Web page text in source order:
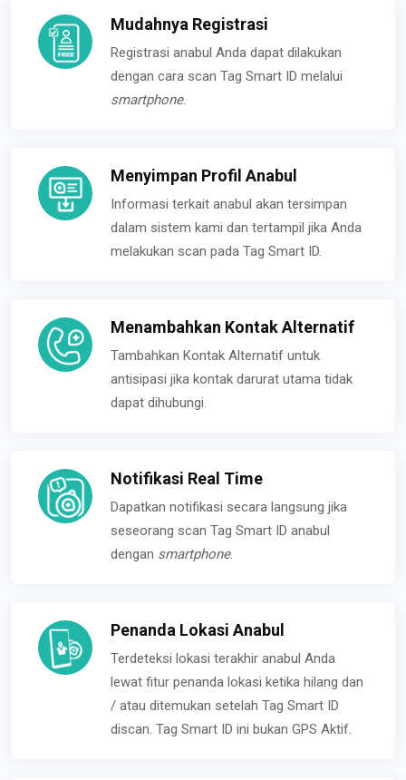
Mudahnya Registrasi
Registrasi anabul Anda dapat dilakukan
dengan cara scan Tag Smart ID melalui
smartphone.
Menyimpan Profil Anabul
Informasi terkait anabul akan tersimpan
dalam sistem kami dan tertampil jika Anda
melakukan scan pada Tag Smart ID.
Menambahkan Kontak Alternatif
Tambahkan Kontak Alternatif untuk
antisipasi jika kontak darurat utama tidak
dapat dihubungi.
Notifikasi Real Time
Dapatkan notifikasi secara langsung jika
seseorang scan Tag Smart ID anabul
dengan smartphone.
Penanda Lokasi Anabul
Terdeteksi lokasi terakhir anabul Anda
lewat fitur penanda lokasi ketika hilang dan
/ atau ditemukan setelah Tag Smart ID
discan. Tag Smart ID ini bukan GPS Aktif.